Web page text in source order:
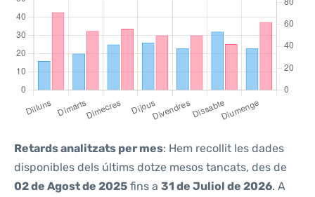
Retards analitzats per mes: Hem recollit les dades
disponibles dels últims dotze mesos tancats, des de
02 de Agost de 2025 fins a 31 de Juliol de 2026. A